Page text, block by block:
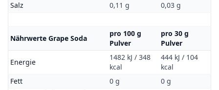
Salz
0,11 g 0,03 g
Nährwerte Grape Soda
pro 100 g
Pulver
pro 30 g
Pulver
Energie
1482 kJ / 348
kcal
444 kJ / 104
kcal
Fett
0 g
0 g